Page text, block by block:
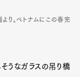
。ベトナムにこの春完
うなガラスの吊り橋